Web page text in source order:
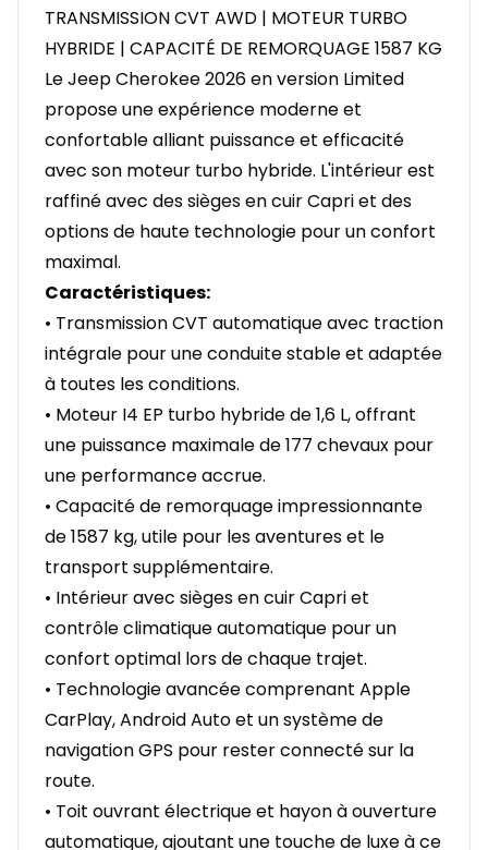
TRANSMISSION CVT AWD | MOTEUR TURBO
HYBRIDE | CAPACITÉ DE REMORQUAGE 1587 KG
Le Jeep Cherokee 2026 en version Limited
propose une expérience moderne et
confortable alliant puissance et efficacité
avec son moteur turbo hybride. L'intérieur est
raffiné avec des sièges en cuir Capri et des
options de haute technologie pour un confort
maximal.
Caractéristiques:
• Transmission CVT automatique avec traction
intégrale pour une conduite stable et adaptée
à toutes les conditions.
• Moteur I4 EP turbo hybride de 1,6 L, offrant
une puissance maximale de 177 chevaux pour
une performance accrue.
• Capacité de remorquage impressionnante
de 1587 kg, utile pour les aventures et le
transport supplémentaire.
• Intérieur avec sièges en cuir Capri et
contrôle climatique automatique pour un
confort optimal lors de chaque trajet.
• Technologie avancée comprenant Apple
CarPlay, Android Auto et un système de
navigation GPS pour rester connecté sur la
route.
• Toit ouvrant électrique et hayon à ouverture
automatique, ajoutant une touche de luxe à ce